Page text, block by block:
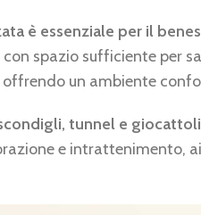
è essenziale per il
spazio sufficiente per
offrendo un ambiente
tunnel e giocattoli
e intrattenimento,